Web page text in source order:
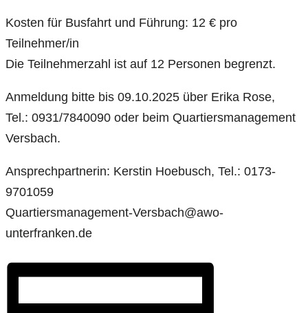
Kosten für Busfahrt und Führung: 12 € pro
Teilnehmer/in
Die Teilnehmerzahl ist auf 12 Personen begrenzt.
Anmeldung bitte bis 09.10.2025 über Erika Rose,
Tel.: 0931/7840090 oder beim Quartiersmanagement
Versbach.
Ansprechpartnerin: Kerstin Hoebusch, Tel.: 0173-
9701059
Quartiersmanagement-Versbach@awo-
unterfranken.de